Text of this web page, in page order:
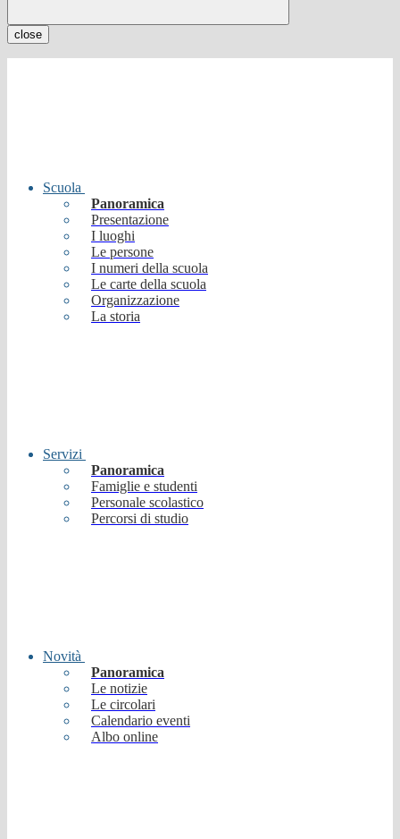
close
Scuola
Panoramica
Presentazione
I luoghi
Le persone
I numeri della scuola
Le carte della scuola
Organizzazione
La storia
Servizi
Panoramica
Famiglie e studenti
Personale scolastico
Percorsi di studio
Novità
Panoramica
Le notizie
Le circolari
Calendario eventi
Albo online